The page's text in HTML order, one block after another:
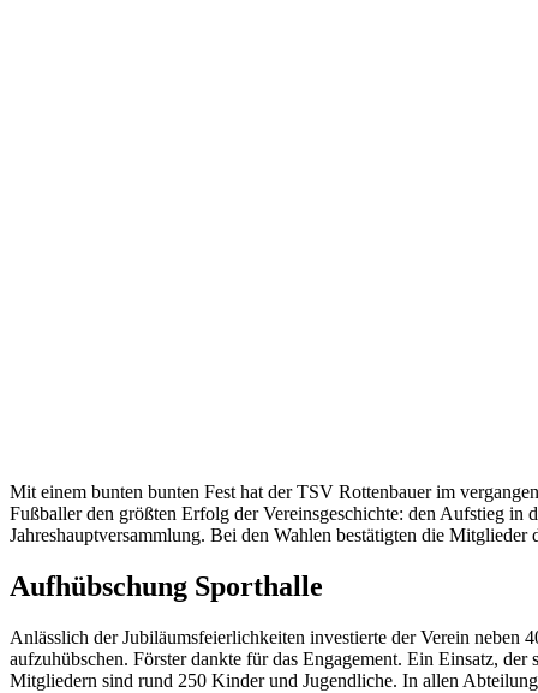
Mit einem bunten bunten Fest hat der TSV Rottenbauer im
Fußballer den größten Erfolg der Vereinsgeschichte: den Aufstieg in
Jahreshauptversammlung. Bei den Wahlen bestätigten die Mitglieder
Aufhübschung Sporthalle
Anlässlich der Jubiläumsfeierlichkeiten investierte der Verein
aufzuhübschen. Förster dankte für das Engagement. Ein Einsatz,
Mitgliedern sind rund 250 Kinder und Jugendliche. In allen